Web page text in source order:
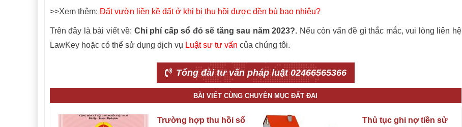
>>Xem thêm: Đất vườn liền kề đất ở khi bị thu hồi được đền bù bao nhiêu?
Trên đây là bài viết về: Chi phí cấp sổ đỏ sẽ tăng sau năm 2023?. Nếu còn vấn đề gì thắc mắc, vui lòng liên hệ
LawKey hoặc có thể sử dụng dịch vụ Luật sư tư vấn của chúng tôi.
Tổng đài tư vấn pháp luật 02466565366
BÀI VIẾT CÙNG CHUYÊN MỤC ĐẤT ĐAI
Trường hợp thu hồi sổ
Thủ tục ghi nợ tiền sử